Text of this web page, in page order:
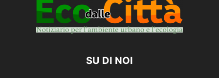
SU DI NOI